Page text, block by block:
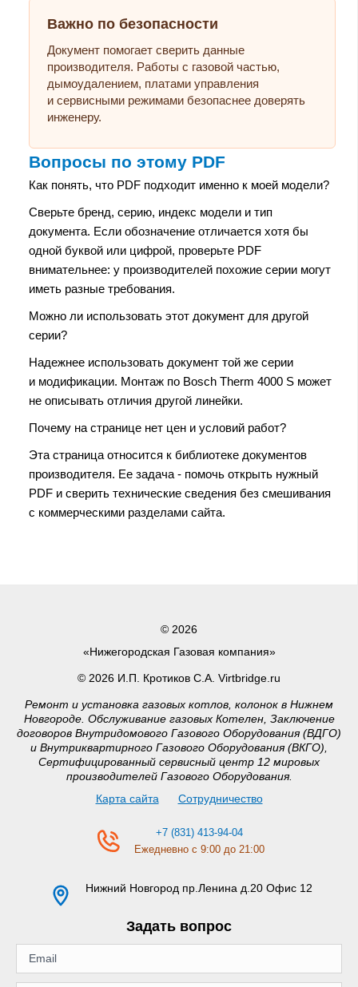
Важно по безопасности
Документ помогает сверить данные
производителя. Работы с газовой частью,
дымоудалением, платами управления
и сервисными режимами безопаснее доверять
инженеру.
Вопросы по этому PDF
Как понять, что PDF подходит именно к моей модели?
Сверьте бренд, серию, индекс модели и тип
документа. Если обозначение отличается хотя бы
одной буквой или цифрой, проверьте PDF
внимательнее: у производителей похожие серии могут
иметь разные требования.
Можно ли использовать этот документ для другой
серии?
Надежнее использовать документ той же серии
и модификации. Монтаж по Bosch Therm 4000 S может
не описывать отличия другой линейки.
Почему на странице нет цен и условий работ?
Эта страница относится к библиотеке документов
производителя. Ее задача - помочь открыть нужный
PDF и сверить технические сведения без смешивания
с коммерческими разделами сайта.
© 2026
«Нижегородская Газовая компания»
© 2026 И.П. Кротиков С.А. Virtbridge.ru
Ремонт и установка газовых котлов, колонок в Нижнем
Новгороде. Обслуживание газовых Котелен, Заключение
договоров Внутридомового Газового Оборудования (ВДГО)
и Внутриквартирного Газового Оборудования (ВКГО),
Сертифицированный сервисный центр 12 мировых
производителей Газового Оборудования.
Карта сайта
Сотрудничество
+7 (831) 413-94-04
Ежедневно с 9:00 до 21:00
Нижний Новгород пр.Ленина д.20 Офис 12
Задать вопрос